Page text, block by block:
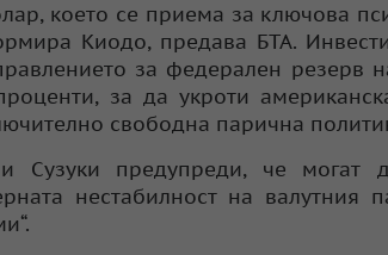
което се приема за ключова
Киодо, предава БТА.
за федерален
за да укроти
свободна парична
Сузуки предупреди, че могат
нестабилност на валутния